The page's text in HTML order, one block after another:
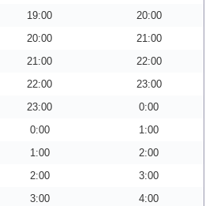
19:00
20:00
20:00
21:00
21:00
22:00
22:00
23:00
23:00
0:00
0:00
1:00
1:00
2:00
2:00
3:00
3:00
4:00